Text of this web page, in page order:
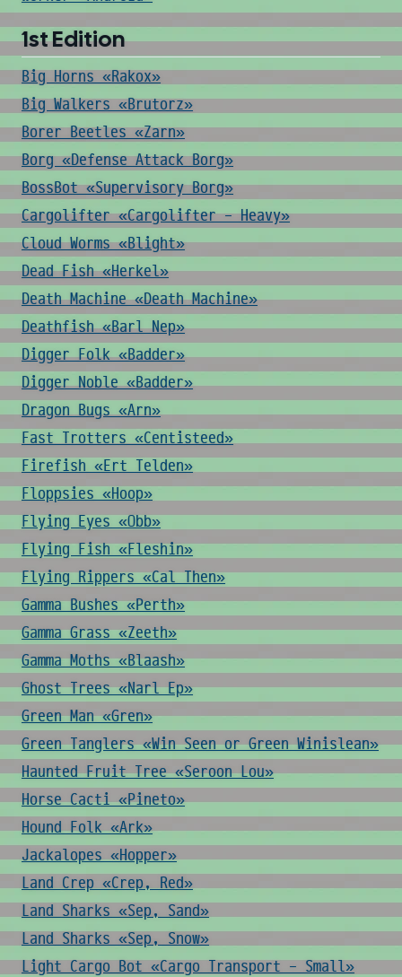
1st Edition
Big Horns «Rakox»
Big Walkers «Brutorz»
Borer Beetles «Zarn»
Borg «Defense Attack Borg»
BossBot «Supervisory Borg»
Cargolifter «Cargolifter - Heavy»
Cloud Worms «Blight»
Dead Fish «Herkel»
Death Machine «Death Machine»
Deathfish «Barl Nep»
Digger Folk «Badder»
Digger Noble «Badder»
Dragon Bugs «Arn»
Fast Trotters «Centisteed»
Firefish «Ert Telden»
Floppsies «Hoop»
Flying Eyes «Obb»
Flying Fish «Fleshin»
Flying Rippers «Cal Then»
Gamma Bushes «Perth»
Gamma Grass «Zeeth»
Gamma Moths «Blaash»
Ghost Trees «Narl Ep»
Green Man «Gren»
Green Tanglers «Win Seen or Green Winislean»
Haunted Fruit Tree «Seroon Lou»
Horse Cacti «Pineto»
Hound Folk «Ark»
Jackalopes «Hopper»
Land Crep «Crep, Red»
Land Sharks «Sep, Sand»
Land Sharks «Sep, Snow»
Light Cargo Bot «Cargo Transport - Small»